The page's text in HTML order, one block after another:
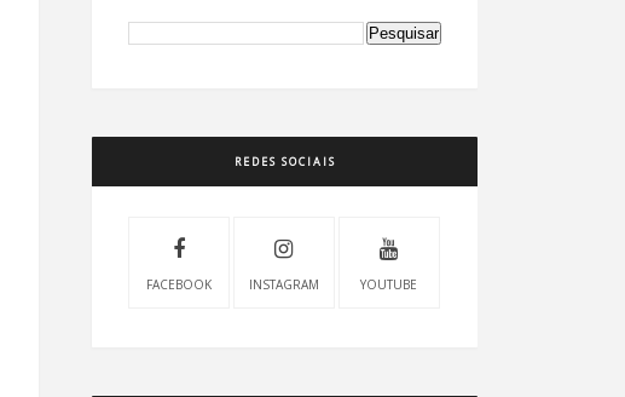
REDES SOCIAIS
FACEBOOK INSTAGRAM YOUTUBE